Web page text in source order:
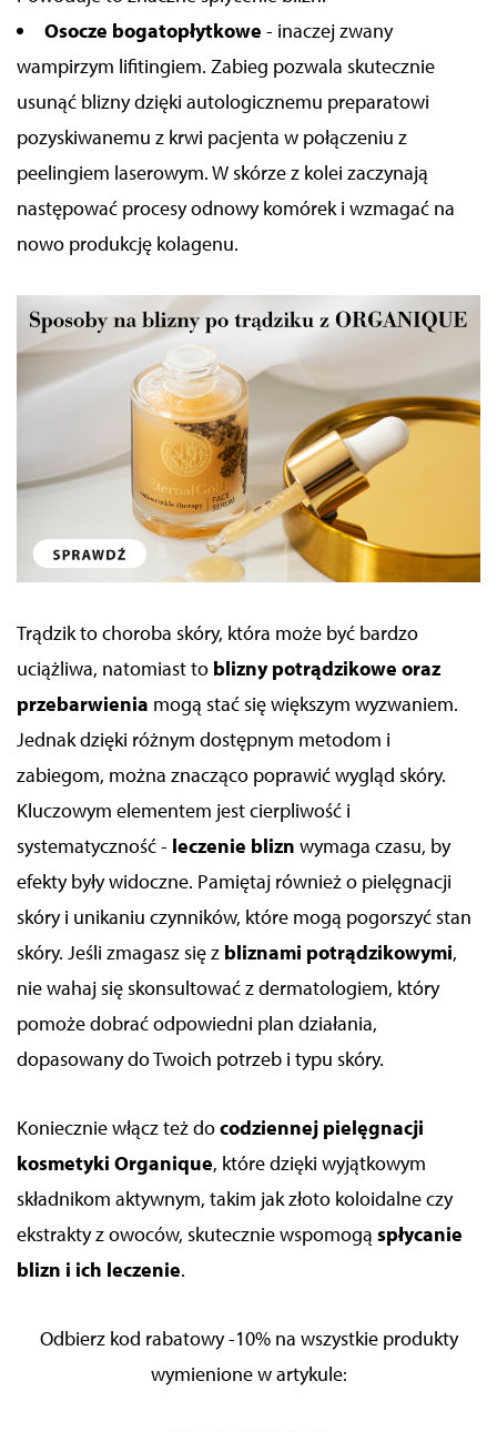
Osocze bogatopłytkowe - inaczej zwany
wampirzym lifitingiem. Zabieg pozwala skutecznie
usunąć blizny dzięki autologicznemu preparatowi
pozyskiwanemu z krwi pacjenta w połączeniu z
peelingiem laserowym. W skórze z kolei zaczynają
następować procesy odnowy komórek i wzmagać na
nowo produkcję kolagenu.
Trądzik to choroba skóry, która może być bardzo
uciążliwa, natomiast to blizny potrądzikowe oraz
przebarwienia mogą stać się większym wyzwaniem.
Jednak dzięki różnym dostępnym metodom i
zabiegom, można znacząco poprawić wygląd skóry.
Kluczowym elementem jest cierpliwość i
systematyczność - leczenie blizn wymaga czasu, by
efekty były widoczne. Pamiętaj również o pielęgnacji
skóry i unikaniu czynników, które mogą pogorszyć stan
skóry. Jeśli zmagasz się z bliznami potrądzikowymi,
nie wahaj się skonsultować z dermatologiem, który
pomoże dobrać odpowiedni plan działania,
dopasowany do Twoich potrzeb i typu skóry.
Koniecznie włącz też docodziennej pielęgnacji
kosmetyki Organique, które dzięki wyjątkowym
składnikom aktywnym, takim jak złoto koloidalne czy
ekstrakty z owoców, skutecznie wspomogą spłycanie
blizn i ich leczenie.
Odbierz kod rabatowy -10% na wszystkie produkty
wymienione w artykule: